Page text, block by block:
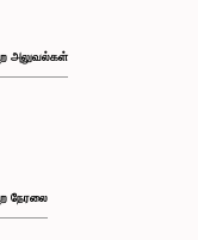
அலுவல்கள்
நேரலை